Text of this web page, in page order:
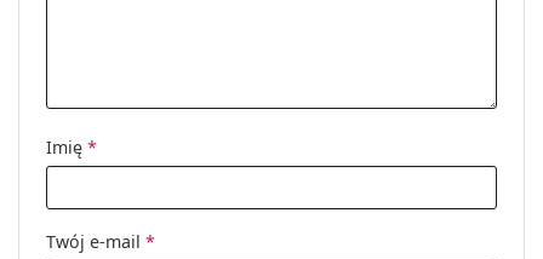
Imię *
Twój e-mail *